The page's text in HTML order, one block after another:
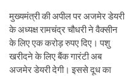
मुख्यमंत्री की अपील पर अजमेर डेयरी
के अध्यक्ष रामचंद्र चौधरी ने वैक्सीन
के लिए एक करोड़ रुपए दिए। पशु
खरीदने के लिए बैंक गारंटी अब
अजमेर डेयरी देगी। इससे दूध का